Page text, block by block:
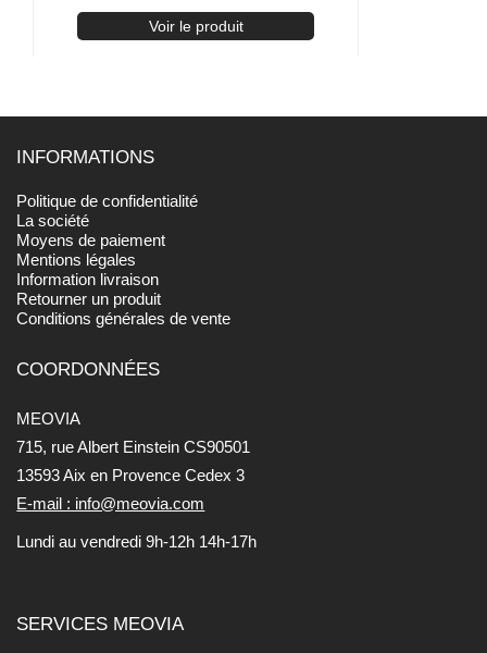
Voir le produit
INFORMATIONS
Politique de confidentialité
La société
Moyens de paiement
Mentions légales
Information livraison
Retourner un produit
Conditions générales de vente
COORDONNÉES
MEOVIA
715, rue Albert Einstein CS90501
13593 Aix en Provence Cedex 3
E-mail : info@meovia.com
Lundi au vendredi 9h-12h 14h-17h
SERVICES MEOVIA